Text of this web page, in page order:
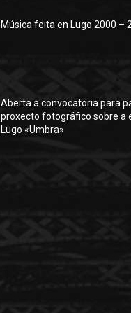
Música feita en Lugo 2000 –
Aberta a convocatoria para
proxecto fotográfico sobre a
Lugo «Umbra»